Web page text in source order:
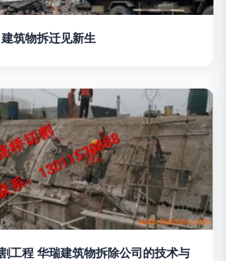
筑物拆迁见新生
工程 华瑞建筑物拆除公司的技术与